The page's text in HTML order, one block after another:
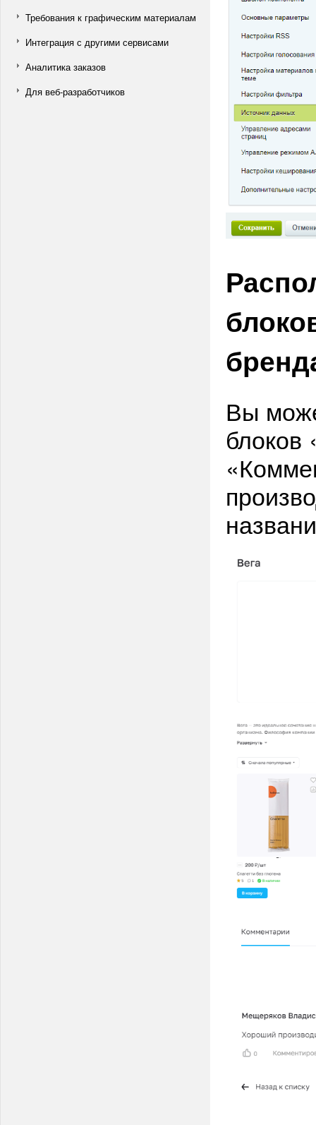
Требования к графическим материалам
Интеграция с другими сервисами
Аналитика заказов
Для веб-разработчиков
Вы
блоков